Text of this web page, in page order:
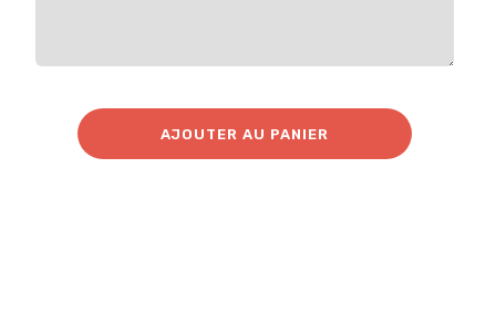
AJOUTER AU PANIER